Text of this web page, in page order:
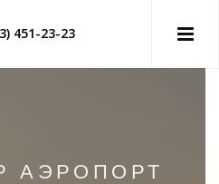
451-23-23
АЭРОПОРТ